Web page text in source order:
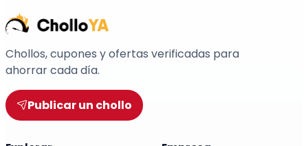
Chollos, cupones y ofertas verificadas para
ahorrar cada día.
Publicar un chollo